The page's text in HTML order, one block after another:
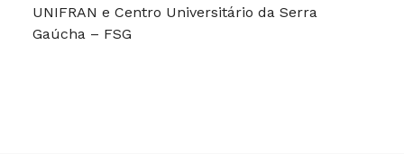
UNIFRAN e Centro Universitário da Serra
Gaúcha – FSG